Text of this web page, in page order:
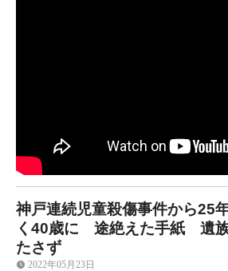
神戸連続児童殺傷事件から
く40歳に 途絶えた手紙 遺
たさず
2022年05月23日